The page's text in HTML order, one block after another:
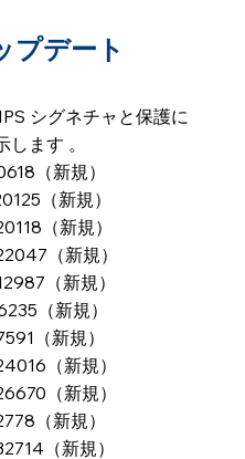
プデート
シグネチャと保護に
ます 。
（新規）
（新規）
（新規）
（新規）
（新規）
（新規）
（新規）
（新規）
（新規）
（新規）
（新規）